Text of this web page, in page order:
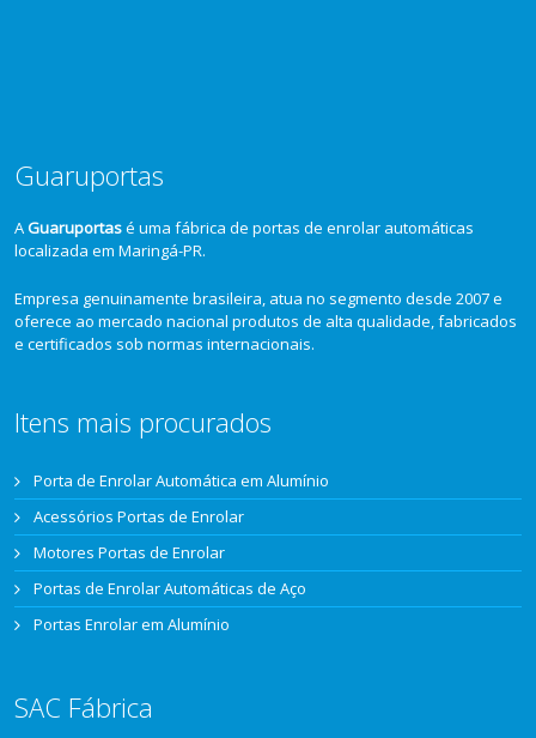
Guaruportas
AGuaruportasé uma fábrica de portas de enrolar automáticas
localizada em Maringá-PR.
Empresa genuinamente brasileira, atua no segmento desde 2007 e
oferece ao mercado nacional produtos de alta qualidade, fabricados
e certificados sob normas internacionais.
Itens mais procurados
Porta de Enrolar Automática em Alumínio
Acessórios Portas de Enrolar
Motores Portas de Enrolar
Portas de Enrolar Automáticas de Aço
Portas Enrolar em Alumínio
SAC Fábrica